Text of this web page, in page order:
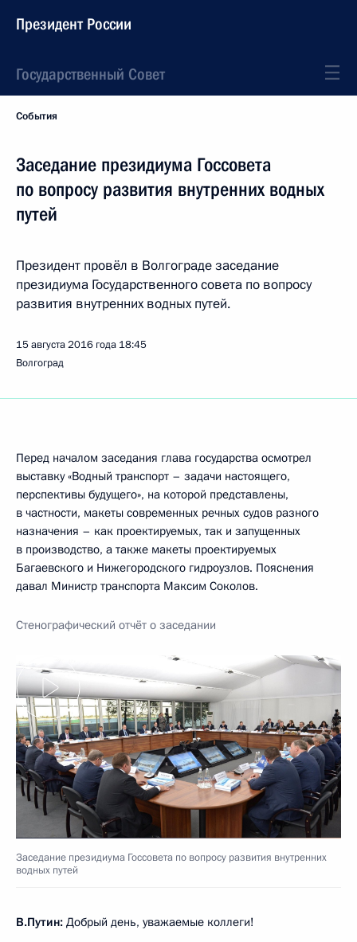
Президент России
Государственный Совет
События
Заседание президиума Госсовета
по вопросу развития внутренних водных
путей
Президент провёл в Волгограде заседание
президиума Государственного совета по вопросу
развития внутренних водных путей.
15 августа 2016 года 18:45
Волгоград
Перед началом заседания глава государства осмотрел
выставку «Водный транспорт – задачи настоящего,
перспективы будущего», на которой представлены,
в частности, макеты современных речных судов разного
назначения – как проектируемых, так и запущенных
в производство, а также макеты проектируемых
Багаевского и Нижегородского гидроузлов. Пояснения
давал Министр транспорта Максим Соколов.
Стенографический отчёт о заседании
Заседание президиума Госсовета по вопросу развития внутренних
водных путей
В.Путин: Добрый день, уважаемые коллеги!